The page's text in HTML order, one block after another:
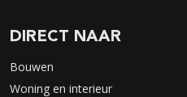
DIRECT NAAR
Bouwen
Woning en interieur